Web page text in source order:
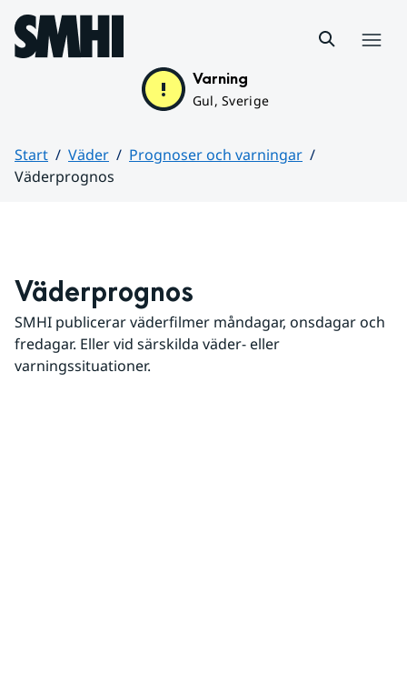
Hoppa till sidans innehåll
Varning
Gul, Sverige
Start Väder
Prognoser och varningar
Väderprognos
Väderprognos
SMHI publicerar väderfilmer måndagar, onsdagar och
fredagar. Eller vid särskilda väder- eller
varningssituationer.